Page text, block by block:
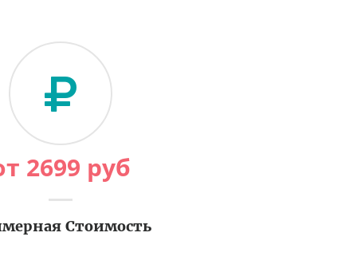
2699 руб
Стоимость